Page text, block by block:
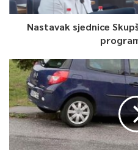
Nastavak sjednice